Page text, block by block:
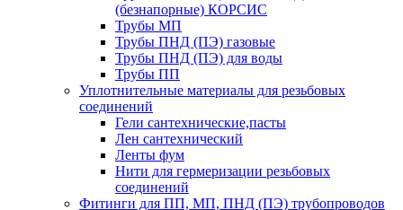
(безнапорные) КОРСИС
Трубы МП
Трубы ПНД (ПЭ) газовые
Трубы ПНД (ПЭ) для воды
Трубы ПП
Уплотнительные материалы для резьбовых
соединений
Гели сантехнические,пасты
Лен сантехнический
Ленты фум
Нити для гермеризации резьбовых
соединений
Фитинги для ПП, МП, ПНД (ПЭ) трубопроводов